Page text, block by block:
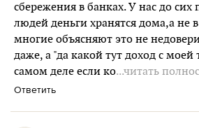
сбережения в банках. У нас до сих
людей деньги хранятся дома,а не
многие объясняют это не
даже, а "да какой тут доход с моей
самом деле если ко...читать
Ответить